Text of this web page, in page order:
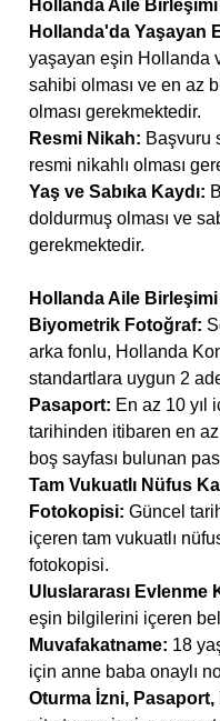
Hollanda Aile
Hollanda'da Yaşayan
yaşayan eşin Hollanda
sahibi olması ve en az
olması gerekmektedir.
Resmi Nikah: Başvuru
resmi nikahlı olması
Yaş ve Sabıka Kaydı:
doldurmuş olması ve
gerekmektedir.
Hollanda Aile
Biyometrik Fotoğraf:
arka fonlu, Hollanda
standartlara uygun 2
Pasaport: En az 10 yıl
tarihinden itibaren en
boş sayfası bulunan
Tam Vukuatlı Nüfus
Fotokopisi: Güncel
içeren tam vukuatlı
fotokopisi.
Uluslararası Evlenme
eşin bilgilerini içeren
Muvafakatname: 18
için anne baba onaylı
Oturma İzni, Pasaport,